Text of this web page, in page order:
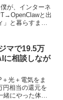
が、インターネ
と出
と暮らすまで
マで19.5万
に相談しなが
光＋電気をま
円相当の還元を
緒にやった体験